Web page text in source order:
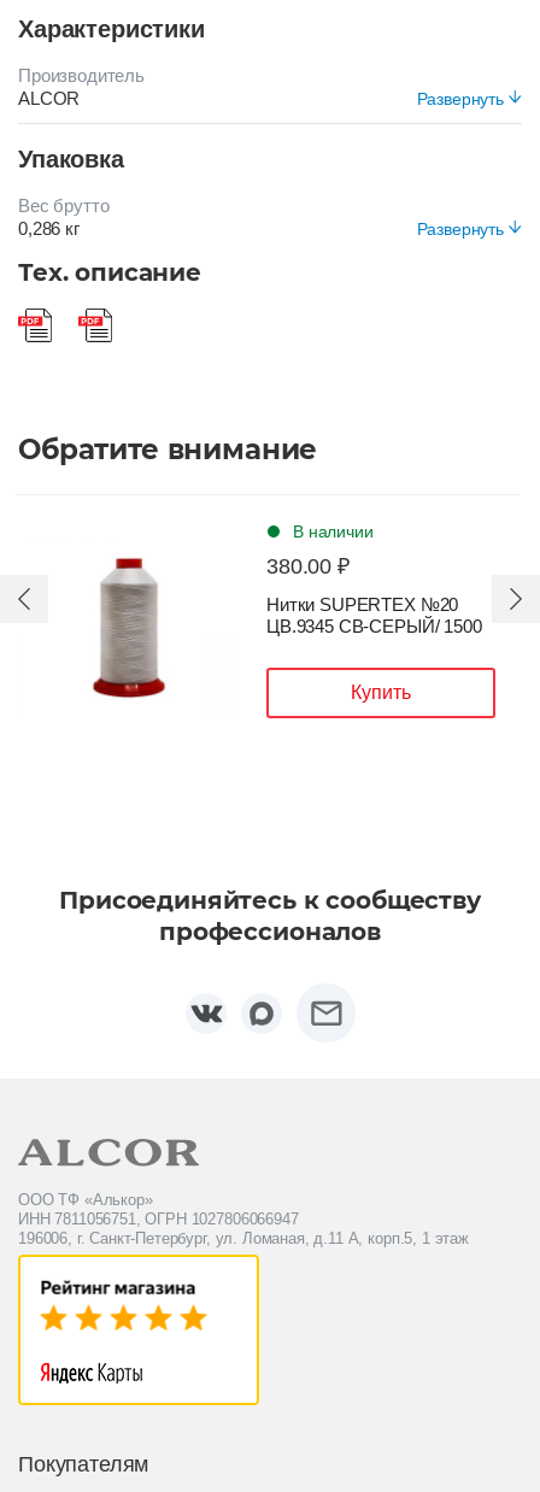
Характеристики
Развернуть
Производитель
ALCOR
БЕЖЕВЫЙ
Упаковка
Развернуть
Вес брутто
0,286 кг
Вид упаковки
Короб
Тех. описание
Обратите внимание
В наличии
380.00 ₽
Нитки SUPERTEX №20
ЦВ.9345 CВ-СЕРЫЙ/ 1500
Купить
Присоединяйтесь к сообществу
профессионалов
ООО ТФ «Алькор»
ИНН 7811056751, ОГРН 1027806066947
196006, г. Санкт-Петербург, ул. Ломаная, д.11 А, корп.5, 1 этаж
Покупателям